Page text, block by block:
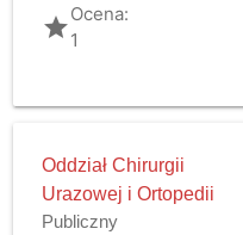
gradeOcena:
1
Oddział Chirurgii
Urazowej i Ortopedii
Publiczny